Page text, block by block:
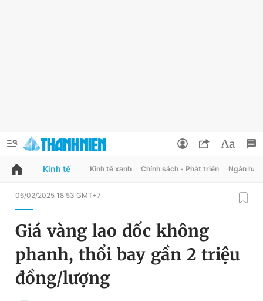
QUẢNG CÁO
Chuyên mục
Chuyên mục khác
Đổi mật khẩu
Tin đã lưu
Tin đã xem
Kinh tế Kinh tế xanh Chính sách - Phát triển Ngân
06/02/2025 18:53 GMT+7
Giá vàng lao dốc không
phanh, thổi bay gần 2 triệu
đồng/lượng